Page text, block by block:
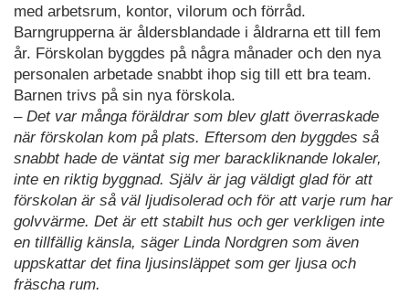
med arbetsrum, kontor, vilorum och förråd.
Barngrupperna är åldersblandade i åldrarna ett till fem
år. Förskolan byggdes på några månader och den nya
personalen arbetade snabbt ihop sig till ett bra team.
Barnen trivs på sin nya förskola.
– Det var många föräldrar som blev glatt överraskade
när förskolan kom på plats. Eftersom den byggdes så
snabbt hade de väntat sig mer barackliknande lokaler,
inte en riktig byggnad. Själv är jag väldigt glad för att
förskolan är så väl ljudisolerad och för att varje rum har
golvvärme. Det är ett stabilt hus och ger verkligen inte
en tillfällig känsla, säger Linda Nordgren som även
uppskattar det fina ljusinsläppet som ger ljusa och
fräscha rum.